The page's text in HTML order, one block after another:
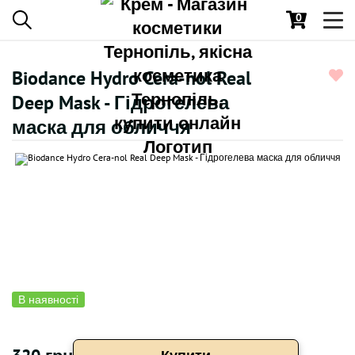
0
Biodance Hydro Cera-nol Real
Deep Mask - Гідрогелева
маска для обличчя
В наявності